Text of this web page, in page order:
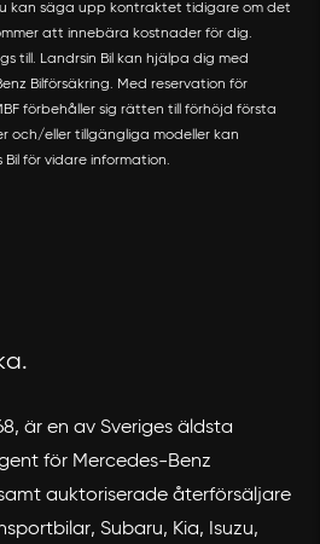
kan säga upp kontraktet tidigare om det
att innebära kostnader för dig.
till. Landrsin Bil kan hjälpa dig med
Bilförsäkring. Med reservation för
förbehåller sig rätten till förhöjd första
och/eller tillgängliga modeller kan
för vidare information.
är en av Sveriges äldsta
för Mercedes-Benz
auktoriserade återförsäljare
Subaru, Kia, Isuzu,